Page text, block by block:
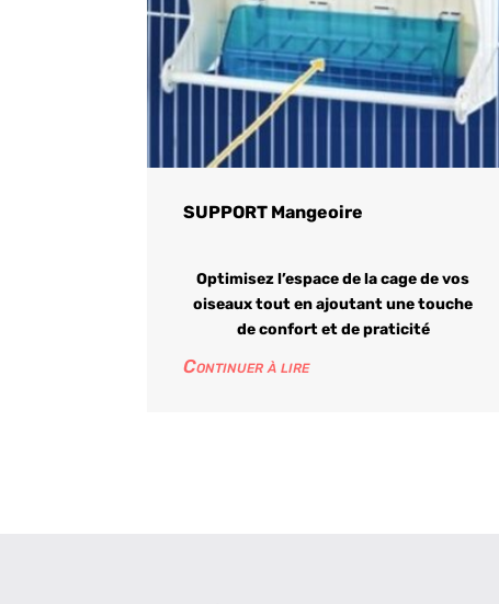
SUPPORT Mangeoire
Optimisez l’espace de la cage de vos
oiseaux tout en ajoutant une touche
de confort et de praticité
Continuer à lire